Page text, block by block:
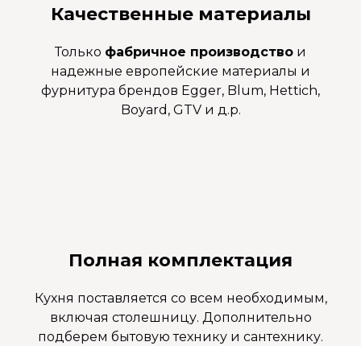
Качественные материалы
Только фабричное производство и
надежные европейские материалы и
фурнитура брендов Egger, Blum, Hettich,
Boyard, GTV и д.р.
Полная комплектация
Кухня поставляется со всем необходимым,
включая столешницу. Дополнительно
подберем бытовую технику и сантехнику.